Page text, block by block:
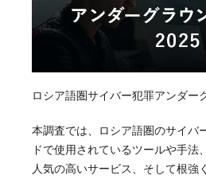
ロシア語圏サイバー犯罪アンダー
本調査では、ロシア語圏のサイバ
ドで使用されているツールや手法
人気の高いサービス、そして根強